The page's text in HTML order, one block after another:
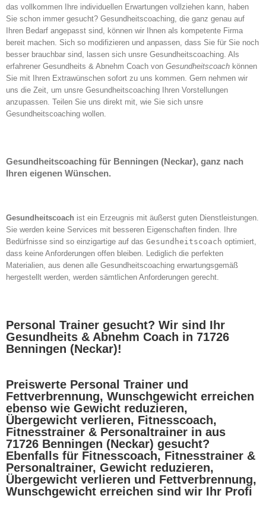
das vollkommen Ihre individuellen Erwartungen vollziehen kann, haben
Sie schon immer gesucht? Gesundheitscoaching, die ganz genau auf
Ihren Bedarf angepasst sind, können wir Ihnen als kompetente Firma
bereit machen. Sich so modifizieren und anpassen, dass Sie für Sie noch
besser brauchbar sind, lassen sich unsre Gesundheitscoaching. Als
erfahrener Gesundheits & Abnehm Coach von Gesundheitscoach können
Sie mit Ihren Extrawünschen sofort zu uns kommen. Gern nehmen wir
uns die Zeit, um unsre Gesundheitscoaching Ihren Vorstellungen
anzupassen. Teilen Sie uns direkt mit, wie Sie sich unsre
Gesundheitscoaching wollen.
Gesundheitscoaching für Benningen (Neckar), ganz nach
Ihren eigenen Wünschen.
Gesundheitscoach ist ein Erzeugnis mit äußerst guten Dienstleistungen.
Sie werden keine Services mit besseren Eigenschaften finden. Ihre
Bedürfnisse sind so einzigartige auf das Gesundheitscoach optimiert,
dass keine Anforderungen offen bleiben. Lediglich die perfekten
Materialien, aus denen alle Gesundheitscoaching erwartungsgemäß
hergestellt werden, werden sämtlichen Anforderungen gerecht.
Personal Trainer gesucht? Wir sind Ihr
Gesundheits & Abnehm Coach in 71726
Benningen (Neckar)!
Preiswerte Personal Trainer und
Fettverbrennung, Wunschgewicht erreichen
ebenso wie Gewicht reduzieren,
Übergewicht verlieren, Fitnesscoach,
Fitnesstrainer & Personaltrainer in aus
71726 Benningen (Neckar) gesucht?
Ebenfalls für Fitnesscoach, Fitnesstrainer &
Personaltrainer, Gewicht reduzieren,
Übergewicht verlieren und Fettverbrennung,
Wunschgewicht erreichen sind wir Ihr Profi